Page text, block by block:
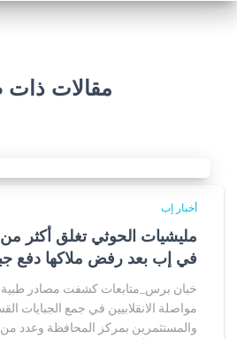
مقالات ذات
أخبار إب
في إب بعد رفض ملاكها دفع
خبان برس_متابعات كشفت مصادر
مواصلة الانقلابيين في جمع الجبايات
والمستثمرين بمركز المحافظة وعدد من